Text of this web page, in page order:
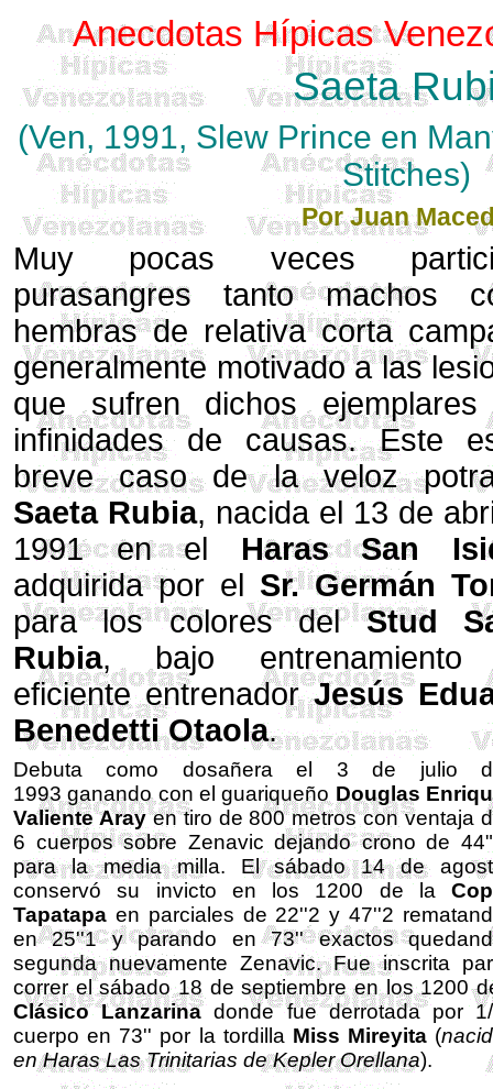
Anecdotas Hípicas
Saeta
(Ven, 1991, Slew Prince en
Stitches)
Por Juan
Muy pocas veces
purasangres tanto machos
hembras de relativa corta
generalmente motivado a las
que sufren dichos
infinidades de causas. Este
breve caso de la veloz
Saeta Rubia, nacida el 13 de
1991 en el Haras San
adquirida por el Sr. Germán
para los colores delStud
Rubia, bajo entrenamiento
eficiente entrenadorJesús
Benedetti Otaola.
Debuta como dosañera el 3 de julio
1993 ganando con el guariqueño Douglas
Valiente Arayen tiro de 800 metros con ventaja
6 cuerpos sobre Zenavic dejando crono de
para la media milla. El sábado 14 de
conservó su invicto en los 1200 de la
Tapatapa en parciales de 22''2 y 47''2
en 25''1 y parando en 73'' exactos
segunda nuevamente Zenavic. Fue inscrita
correr el sábado 18 de septiembre en los 1200
Clásico Lanzarinadonde fue derrotada por
cuerpo en 73'' por la tordilla Miss Mireyita(
en Haras Las Trinitarias de Kepler Orellana).